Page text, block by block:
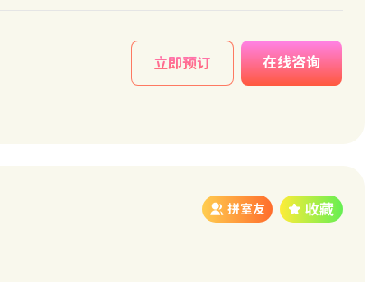
立即预订 在线咨询
拼室友